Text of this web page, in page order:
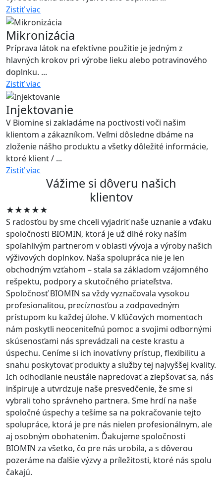
Zistiť viac
Mikronizácia
Príprava látok na efektívne použitie je jedným z
hlavných krokov pri výrobe lieku alebo potravinového
doplnku. ...
Zistiť viac
Injektovanie
V Biomine si zakladáme na poctivosti voči našim
klientom a zákazníkom. Veľmi dôsledne dbáme na
zloženie nášho produktu a všetky dôležité informácie,
ktoré klient / ...
Zistiť viac
Vážime si dôveru našich
klientov
★★★★★
S radosťou by sme chceli vyjadriť naše uznanie a vďaku
spoločnosti BIOMIN, ktorá je už dlhé roky naším
spoľahlivým partnerom v oblasti vývoja a výroby našich
výživových doplnkov. Naša spolupráca nie je len
obchodným vzťahom – stala sa základom vzájomného
rešpektu, podpory a skutočného priateľstva.
Spoločnosť BIOMIN sa vždy vyznačovala vysokou
profesionalitou, precíznosťou a zodpovedným
prístupom ku každej úlohe. V kľúčových momentoch
nám poskytli neoceniteľnú pomoc a svojimi odbornými
skúsenosťami nás sprevádzali na ceste krastu a
úspechu. Ceníme si ich inovatívny prístup, flexibilitu a
snahu poskytovať produkty a služby tej najvyššej kvality.
Ich odhodlanie neustále napredovať a zlepšovať sa, nás
inšpiruje a utvrdzuje naše presvedčenie, že sme si
vybrali toho správneho partnera. Sme hrdí na naše
spoločné úspechy a tešíme sa na pokračovanie tejto
spolupráce, ktorá je pre nás nielen profesionálnym, ale
aj osobným obohatením. Ďakujeme spoločnosti
BIOMIN za všetko, čo pre nás urobila, a s dôverou
pozeráme na ďalšie výzvy a príležitosti, ktoré nás spolu
čakajú.